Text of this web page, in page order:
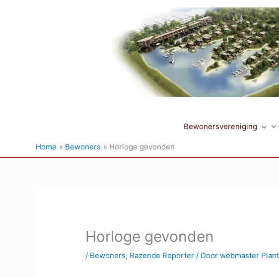
Bewonersvereniging
Home Bewoners Horloge gevonden
Horloge gevonden
/ Bewoners, Razende Reporter / Doorwebmaster